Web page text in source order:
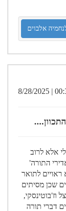
אלבוים
00:30 | 8/
אלא לרוב
התורה'
ראויים לתואר
שכן מסיתים
דברי תורה